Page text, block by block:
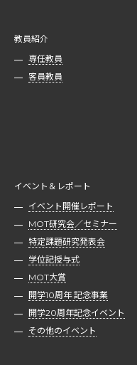
教員紹介
専任教員
客員教員
イベント＆レポート
イベント開催レポート
MOT研究会／セミナー
特定課題研究発表会
学位記授与式
MOT大賞
開学10周年 記念事業
開学20周年記念イベント
その他のイベント